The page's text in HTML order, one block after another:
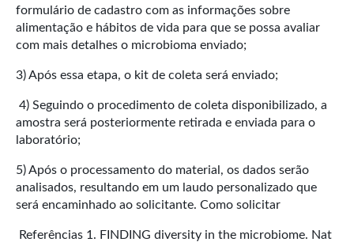
formulário de cadastro com as informações sobre
alimentação e hábitos de vida para que se possa avaliar
com mais detalhes o microbioma enviado;
3) Após essa etapa, o kit de coleta será enviado;
4) Seguindo o procedimento de coleta disponibilizado, a
amostra será posteriormente retirada e enviada para o
laboratório;
5) Após o processamento do material, os dados serão
analisados, resultando em um laudo personalizado que
será encaminhado ao solicitante. Como solicitar
Referências 1. FINDING diversity in the microbiome. Nat